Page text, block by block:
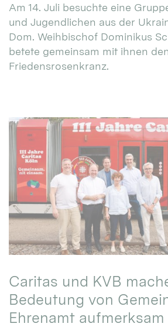
Am 14. Juli besuchte eine
und Jugendlichen aus der
Dom. Weihbischof Dominikus
betete gemeinsam mit ihnen den
Friedensrosenkranz.
Caritas und KVB
Bedeutung von
Ehrenamt aufmerksam